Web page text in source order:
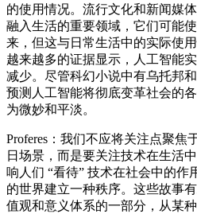
的使用情况。流行文化和新闻媒
融入生活的重要领域，它们可能
来，但这与日常生活中的实际使
越来越多的证据显示，人工智能
减少。尽管科幻小说中有乌托邦
预测人工智能将彻底变革社会的
为微妙和平淡。
Proferes：我们不应将关注点聚焦
日场景，而是要关注技术在生活
响人们 “看待” 技术在社会中的作
的世界建立一种秩序。这些故事
值观和意义体系的一部分，从某